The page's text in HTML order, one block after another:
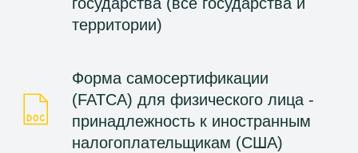
территории)
Форма самосертификации
(FATCA) для физического лица -
принадлежность к иностранным
налогоплательщикам (США)